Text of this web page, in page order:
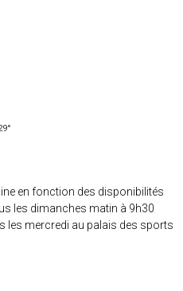
en fonction des disponibilités
les dimanches matin à 9h30
les mercredi au palais des sports